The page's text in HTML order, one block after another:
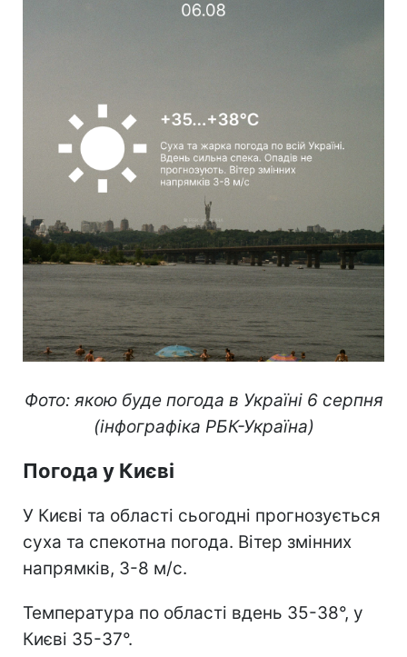
Фото: якою буде погода в Україні 6 серпня
(інфографіка РБК-Україна)
Погода у Києві
У Києві та області сьогодні прогнозується
суха та спекотна погода. Вітер змінних
напрямків, 3-8 м/с.
Температура по області вдень 35-38°, у
Києві 35-37°.